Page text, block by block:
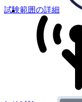
試験範囲の詳細